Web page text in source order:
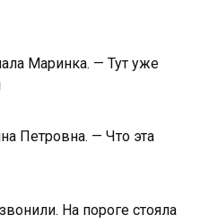
Маринка. — Тут уже
Петровна. — Что эта
На пороге стояла